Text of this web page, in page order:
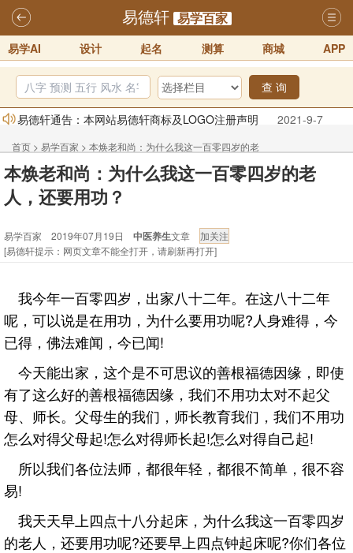
易德轩 易学百家
易学AI 设计 起名 测算 商城 APP
查 询
易德轩通告：本网站易德轩商标及LOGO注册声明
2021-9-7
易德轩易学ai，ai批八字紫微命理相学，ai智能体客服系统开通，欢迎
体验！！
2025-07-01
易德轩网重构及升能完成，欢迎大家来体验新程序及感觉！！
2025-07-01
2026年化太岁锦囊属马、鼠、牛、龙、兔、狗、鸡生肖化太岁开始预
订！！
2025-10-01
易德轩首席风水大师铁笔居士简介！！
2021-9-2
首页 > 易学百家 > 本焕老和尚：为什么我这一百零四岁的老
人，还要用功？
本焕老和尚：为什么我这一百零四岁的老
人，还要用功？
易学百家 2019年07月19日 中医养生文章
[易德轩提示：网页文章不能全打开，请刷新再打开]
我今年一百零四岁，出家八十二年。在这八十二年
呢，可以说是在用功，为什么要用功呢?人身难得，今
已得，佛法难闻，今已闻!
今天能出家，这个是不可思议的善根福德因缘，即使
有了这么好的善根福德因缘，我们不用功太对不起父
母、师长。父母生的我们，师长教育我们，我们不用功
怎么对得父母起!怎么对得师长起!怎么对得自己起!
所以我们各位法师，都很年轻，都很不简单，很不容
易!
我天天早上四点十八分起床，为什么我这一百零四岁
的老人，还要用功呢?还要早上四点钟起床呢?你们各位